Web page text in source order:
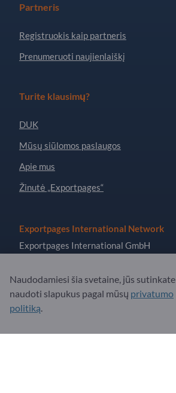
Partneris
Registruokis kaip partneris
Prenumeruoti naujienlaiškį
Turite klausimų?
DUK
Mūsų siūlomos paslaugos
Apie mus
Žinutė „Exportpages“
Exportpages International Network
Exportpages International GmbH
76307 Karlsbad
Germany
Naudodamiesi šia svetaine, jūs sutinkate
naudoti slapukus pagal mūsų privatumo
politiką.